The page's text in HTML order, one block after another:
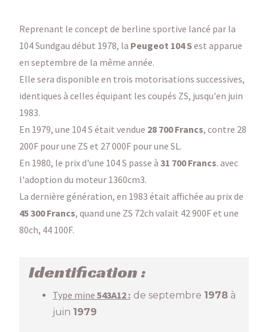
Reprenant le concept de berline sportive lancé par la
104 Sundgau début 1978, la Peugeot 104 Sest apparue
en septembre de la même année.
Elle sera disponible en trois motorisations successives,
identiques à celles équipant les coupés ZS, jusqu'en juin
1983.
En 1979, une 104 S était vendue 28 700 Francs, contre 28
200F pour une ZS et 27 000F pour une SL.
En 1980, le prix d'une 104 S passe à 31 700 Francs. avec
l'adoption du moteur 1360cm3.
La dernière génération, en 1983 était affichée au prix de
45 300 Francs, quand une ZS 72ch valait 42 900F et une
80ch, 44 100F.
Identification :
Type mine 543A12 : de septembre 1978 à
juin 1979